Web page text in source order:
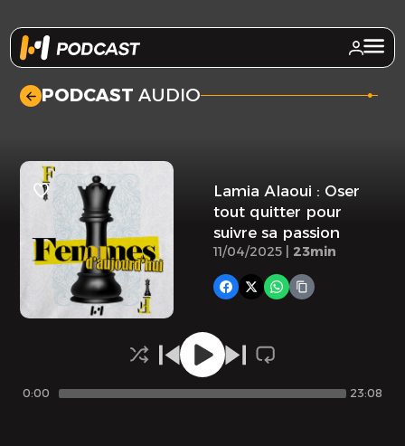
PODCAST AUDIO .
Lamia Alaoui : Oser
tout quitter pour
suivre sa passion
11/04/2025 | 23min
0:00 23:08